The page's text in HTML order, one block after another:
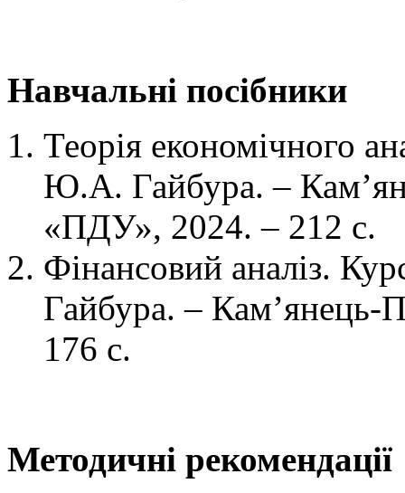
Навчальні посібники
Теорія економічного
Ю.А. Гайбура. –
«ПДУ», 2024. – 212 с.
Фінансовий аналіз.
Гайбура. –
176 с.
Методичні рекомендації